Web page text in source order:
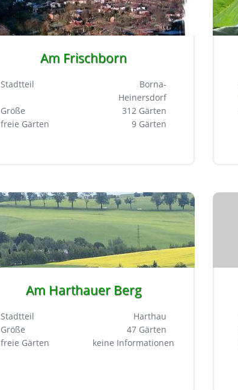
Am Frischborn
Stadtteil
Borna-
Heinersdorf
Größe
312 Gärten
freie Gärten
9 Gärten
Am Harthauer Berg
Stadtteil
Harthau
Größe
47 Gärten
freie Gärten
keine Informationen